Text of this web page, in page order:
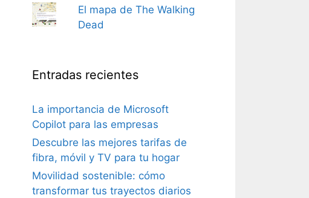
El mapa de The Walking
Dead
Entradas recientes
La importancia de Microsoft
Copilot para las empresas
Descubre las mejores tarifas de
fibra, móvil y TV para tu hogar
Movilidad sostenible: cómo
transformar tus trayectos diarios